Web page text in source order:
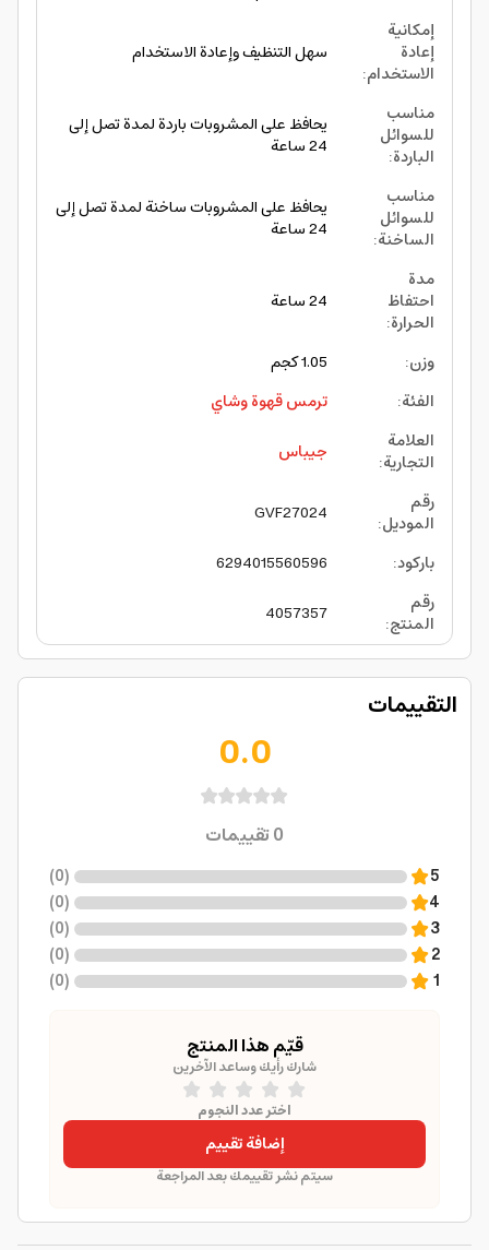
إمكانية
إعادة
الاستخدام:
سهل التنظيف وإعادة الاستخدام
مناسب
للسوائل
الباردة:
يحافظ على المشروبات باردة لمدة تصل إلى
24 ساعة
مناسب
للسوائل
الساخنة:
يحافظ على المشروبات ساخنة لمدة تصل إلى
24 ساعة
مدة
احتفاظ
الحرارة:
24 ساعة
وزن:
1.05 كجم
الفئة:
ترمس قهوة وشاي
العلامة
التجارية:
جيباس
رقم
الموديل:
GVF27024
باركود:
6294015560596
رقم
المنتج:
4057357
التقييمات
0.0
0تقييمات
5
(
0
)
4
(
0
)
3
(
0
)
2
(
0
)
1
(
0
)
قيّم هذا المنتج
شارك رأيك وساعد الآخرين
اختر عدد النجوم
إضافة تقييم
سيتم نشر تقييمك بعد المراجعة